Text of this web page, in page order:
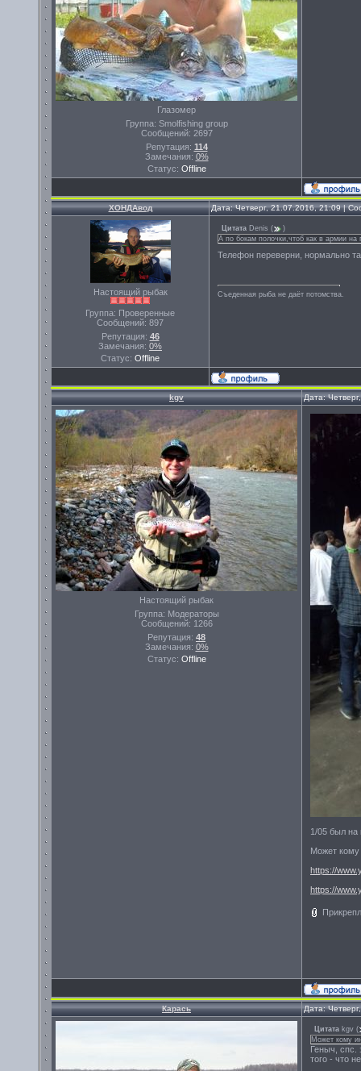
Глазомер
Группа: Smolfishing group
Сообщений: 2697
Репутация: 114
Замечания: 0%
Статус: Offline
ХОНДАвод Дата: Четверг, 21.07.2016, 21:09 |
Настоящий рыбак
Группа: Проверенные
Сообщений: 897
Репутация: 46
Замечания: 0%
Статус: Offline
Цитата Denis (
)
А по бокам полочки,чтоб как в армии на
Телефон переверни, нормально
Съеденная рыба не даёт потомства.
kgv Дата:
Настоящий рыбак
Группа: Модераторы
Сообщений: 1266
Репутация: 48
Замечания: 0%
Статус: Offline
1/05 был на
Может кому
https://
https://
Карась Дата:
Цитата kgv (
Может кому
Геныч,
того - что